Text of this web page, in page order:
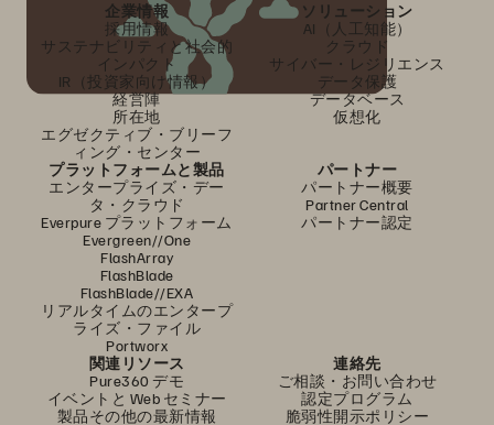
企業情報
採用情報
サステナビリティと社会的
インパクト
IR（投資家向け情報）
経営陣
所在地
エグゼクティブ・ブリーフ
ィング・センター
ソリューション
AI（人工知能）
クラウド
サイバー・レジリエンス
データ保護
データベース
仮想化
プラットフォームと製品
エンタープライズ・デー
タ・クラウド
Everpure プラットフォーム
Evergreen//One
FlashArray
FlashBlade
FlashBlade//EXA
リアルタイムのエンタープ
ライズ・ファイル
Portworx
パートナー
パートナー概要
Partner Central
パートナー認定
関連リソース
Pure360 デモ
イベントと Web セミナー
製品その他の最新情報
連絡先
ご相談・お問い合わせ
認定プログラム
脆弱性開示ポリシー